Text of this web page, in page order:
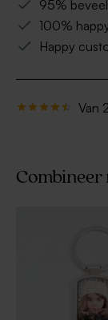
95%
100%
Happy
Van
Combineer